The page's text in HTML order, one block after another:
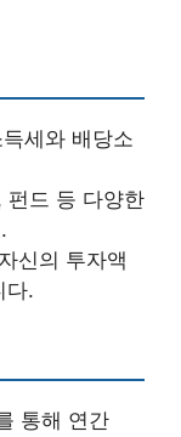
세와 배당소
펀드 등 다양한
신의 투자액
다.
통해 연간